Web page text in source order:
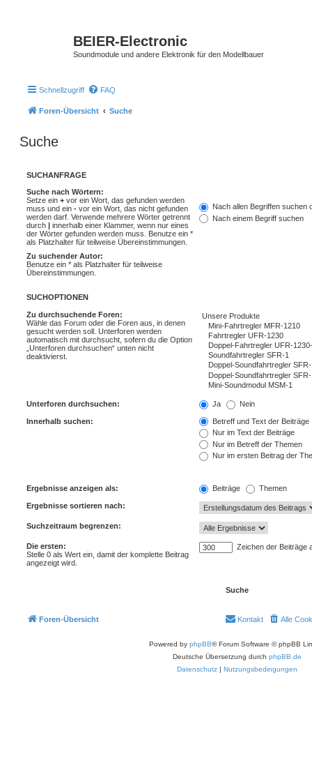
BEIER-Electronic
Soundmodule und andere Elektronik für den Modellbauer
Schnellzugriff FAQ
Foren-Übersicht Suche
Suche
SUCHANFRAGE
Suche nach Wörtern:
Setze ein + vor ein Wort, das gefunden werden
muss und ein - vor ein Wort, das nicht gefunden
werden darf. Verwende mehrere Wörter getrennt
durch | innerhalb einer Klammer, wenn nur eines
der Wörter gefunden werden muss. Benutze ein *
als Platzhalter für teilweise Übereinstimmungen.
Nach allen Begriffen suchen
Nach einem Begriff suchen
Zu suchender Autor:
Benutze ein * als Platzhalter für teilweise
Übereinstimmungen.
SUCHOPTIONEN
Zu durchsuchende Foren:
Wähle das Forum oder die Foren aus, in denen
gesucht werden soll. Unterforen werden
automatisch mit durchsucht, sofern du die Option
„Unterforen durchsuchen“ unten nicht
deaktivierst.
Unterforen durchsuchen: Ja Nein
Innerhalb suchen:
Betreff und Text der Beiträge
Nur im Text der Beiträge
Nur im Betreff der Themen
Nur im ersten Beitrag der
Ergebnisse anzeigen als: Beiträge Themen
Ergebnisse sortieren nach:
Suchzeitraum begrenzen:
Die ersten:
Stelle 0 als Wert ein, damit der komplette Beitrag
angezeigt wird.
Zeichen der Beiträge
Foren-Übersicht Alle
Kontakt
Powered by phpBB® Forum Software © phpBB
Deutsche Übersetzung durch phpBB.de
Datenschutz | Nutzungsbedingungen